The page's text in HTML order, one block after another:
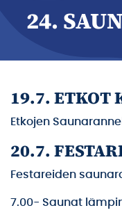
24.
19.7. ETKOT
Etkojen
20.7.
Festareiden
7.00- Saunat